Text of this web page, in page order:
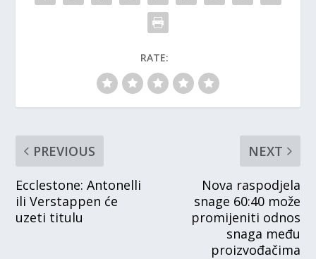
RATE:
PREVIOUS
Ecclestone: Antonelli
ili Verstappen će
uzeti titulu
NEXT
Nova raspodjela
snage 60:40 može
promijeniti odnos
snaga među
proizvođačima